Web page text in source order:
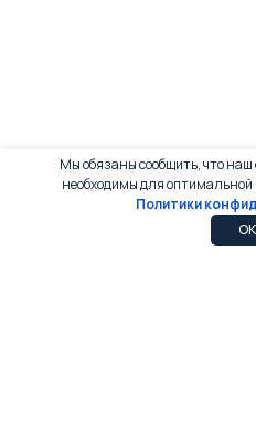
Мы обязаны сообщить, что наш
необходимы для оптимальной
Политики
OK